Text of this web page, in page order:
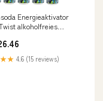
Energieaktivator
alkoholfreies
Gourmet polpa 400g
italienisch Il mio
4.6 (15 reviews)